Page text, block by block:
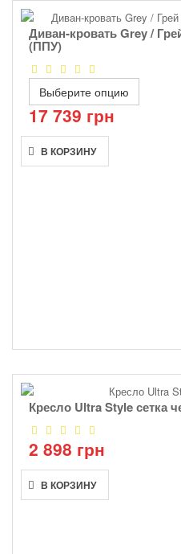
Диван-кровать Grey /
(ППУ)
Выберите опцию
17 739 грн
В КОРЗИНУ
Кресло Ultra Style сетка
2 898 грн
В КОРЗИНУ